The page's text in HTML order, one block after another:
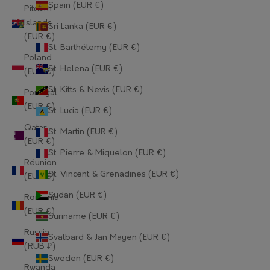
Pitcairn
Islands
(EUR €)
Poland
(EUR €)
Portugal
(EUR €)
Qatar
(EUR €)
Réunion
(EUR €)
Romania
(EUR €)
Russia
(RUB ₽)
Rwanda
Spain (EUR €)
Sri Lanka (EUR €)
St. Barthélemy (EUR €)
St. Helena (EUR €)
St. Kitts & Nevis (EUR €)
St. Lucia (EUR €)
St. Martin (EUR €)
St. Pierre & Miquelon (EUR €)
St. Vincent & Grenadines (EUR €)
Sudan (EUR €)
Suriname (EUR €)
Svalbard & Jan Mayen (EUR €)
Sweden (EUR €)
Guernsey (EUR €)
Guinea (EUR €)
Guinea-Bissau (EUR €)
Haiti (EUR €)
Honduras (EUR €)
Hong Kong SAR (EUR €)
Hungary (EUR €)
Iceland (EUR €)
India (EUR €)
Indonesia (EUR €)